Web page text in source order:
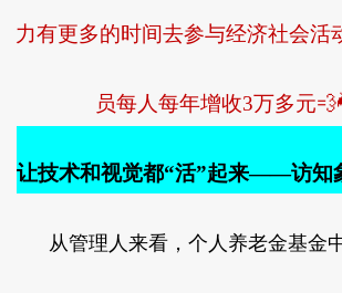
力有更多的时间去参与经济社会
员每人每年增收3万多元
让技术和视觉都“活”起来——访知
从管理人来看，个人养老金基金